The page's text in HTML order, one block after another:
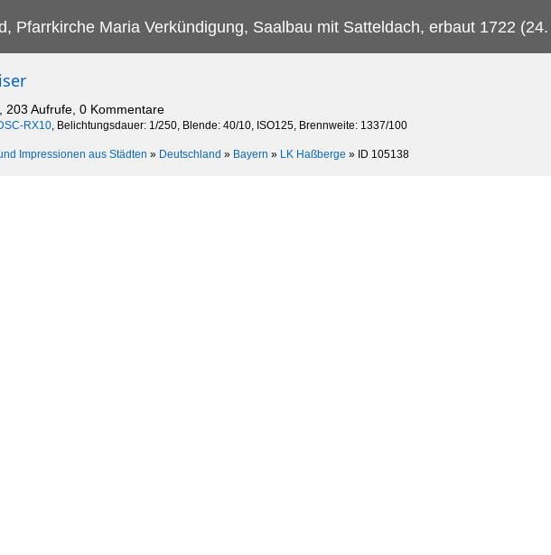
Pfarrkirche Maria Verkündigung, Saalbau mit Satteldach, erbaut 1722 (24.
203 Aufrufe, 0 Kommentare
RX10, Belichtungsdauer: 1/250, Blende: 40/10, ISO125, Brennweite: 1337/100
Impressionen aus Städten » Deutschland » Bayern » LK Haßberge » ID 105138